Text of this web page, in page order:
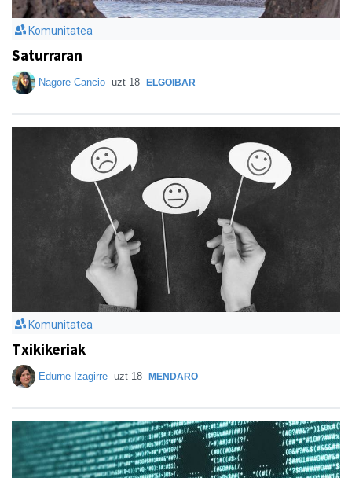
Komunitatea
Saturraran
Nagore Cancio uzt 18 ELGOIBAR
Komunitatea
Txikikeriak
Edurne Izagirre uzt 18 MENDARO